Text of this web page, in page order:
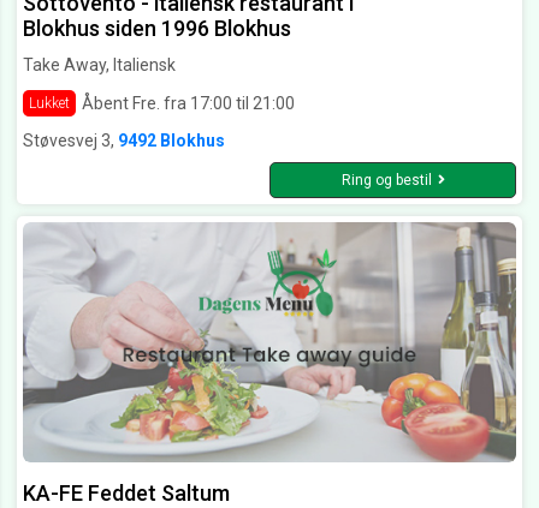
Blokhus siden 1996 Blokhus
Take Away, Italiensk
Lukket
Åbent Fre. fra 17:00 til 21:00
Støvesvej 3, 9492 Blokhus
Ring og bestil
KA-FE Feddet Saltum